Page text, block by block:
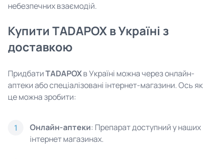
небезпечних взаємодій.
Купити TADAPOX в Україні з
доставкою
ПридбатиTADAPOXв Україні можна через онлайн-
аптеки або спеціалізовані інтернет-магазини. Ось як
це можна зробити:
1 Онлайн-аптеки: Препарат доступний у наших
інтернет магазинах.